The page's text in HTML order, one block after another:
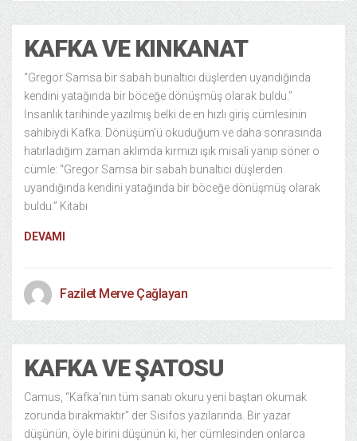
KAFKA VE KINKANAT
“Gregor Samsa bir sabah bunaltıcı düşlerden uyandığında
kendini yatağında bir böceğe dönüşmüş olarak buldu.”
İnsanlık tarihinde yazılmış belki de en hızlı giriş cümlesinin
sahibiydi Kafka. Dönüşüm’ü okuduğum ve daha sonrasında
hatırladığım zaman aklımda kırmızı ışık misali yanıp söner o
cümle: “Gregor Samsa bir sabah bunaltıcı düşlerden
uyandığında kendini yatağında bir böceğe dönüşmüş olarak
buldu.” Kitabı
DEVAMI
Fazilet Merve Çağlayan
KAFKA VE ŞATOSU
Camus, “Kafka’nın tüm sanatı okuru yeni baştan okumak
zorunda bırakmaktır” der Sisifos yazılarında. Bir yazar
düşünün, öyle birini düşünün ki, her cümlesinden onlarca